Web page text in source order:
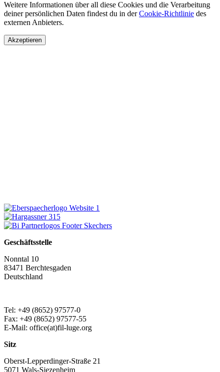
Weitere Informationen über all diese Cookies und die Verarbeitung
deiner persönlichen Daten findest du in derCookie-Richtlinie des
externen Anbieters.
Akzeptieren
Geschäftsstelle
Nonntal 10
83471 Berchtesgaden
Deutschland
Tel: +49 (8652) 97577-0
Fax: +49 (8652) 97577-55
E-Mail: office(at)fil-luge.org
Sitz
Oberst-Lepperdinger-Straße 21
5071 Wals-Siezenheim